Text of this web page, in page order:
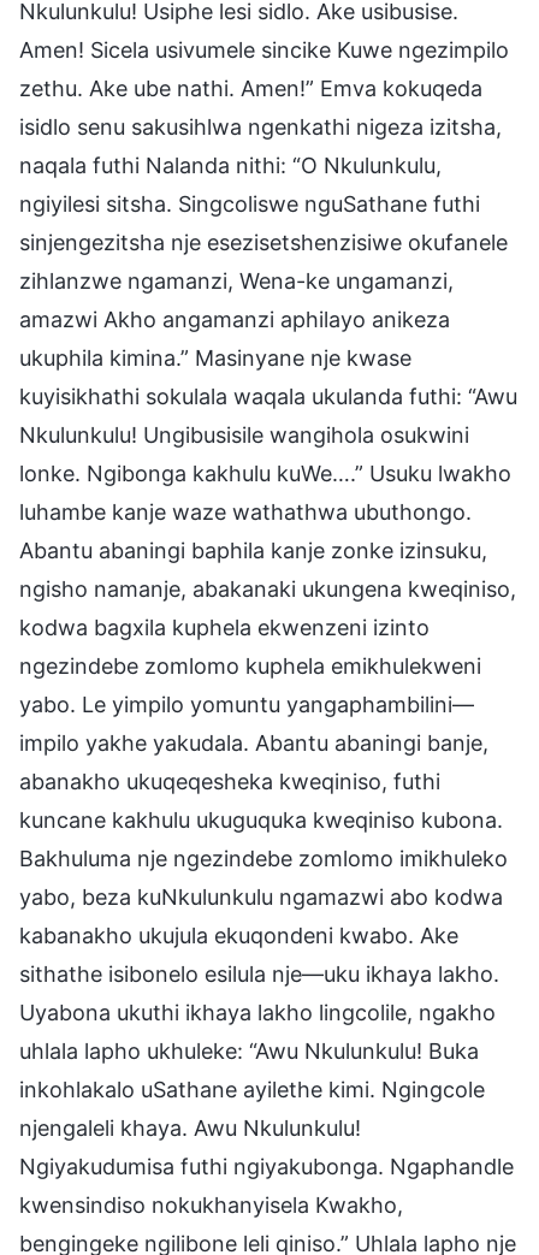
Nkulunkulu! Usiphe lesi sidlo. Ake usibusise.
Amen! Sicela usivumele sincike Kuwe ngezimpilo
zethu. Ake ube nathi. Amen!” Emva kokuqeda
isidlo senu sakusihlwa ngenkathi nigeza izitsha,
naqala futhi Nalanda nithi: “O Nkulunkulu,
ngiyilesi sitsha. Singcoliswe nguSathane futhi
sinjengezitsha nje esezisetshenzisiwe okufanele
zihlanzwe ngamanzi, Wena-ke ungamanzi,
amazwi Akho angamanzi aphilayo anikeza
ukuphila kimina.” Masinyane nje kwase
kuyisikhathi sokulala waqala ukulanda futhi: “Awu
Nkulunkulu! Ungibusisile wangihola osukwini
lonke. Ngibonga kakhulu kuWe….” Usuku lwakho
luhambe kanje waze wathathwa ubuthongo.
Abantu abaningi baphila kanje zonke izinsuku,
ngisho namanje, abakanaki ukungena kweqiniso,
kodwa bagxila kuphela ekwenzeni izinto
ngezindebe zomlomo kuphela emikhulekweni
yabo. Le yimpilo yomuntu yangaphambilini—
impilo yakhe yakudala. Abantu abaningi banje,
abanakho ukuqeqesheka kweqiniso, futhi
kuncane kakhulu ukuguquka kweqiniso kubona.
Bakhuluma nje ngezindebe zomlomo imikhuleko
yabo, beza kuNkulunkulu ngamazwi abo kodwa
kabanakho ukujula ekuqondeni kwabo. Ake
sithathe isibonelo esilula nje—uku ikhaya lakho.
Uyabona ukuthi ikhaya lakho lingcolile, ngakho
uhlala lapho ukhuleke: “Awu Nkulunkulu! Buka
inkohlakalo uSathane ayilethe kimi. Ngingcole
njengaleli khaya. Awu Nkulunkulu!
Ngiyakudumisa futhi ngiyakubonga. Ngaphandle
kwensindiso nokukhanyisela Kwakho,
bengingeke ngilibone leli qiniso.” Uhlala lapho nje